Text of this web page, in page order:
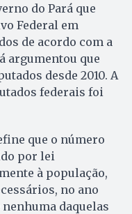
do Pará que
Federal em
de acordo com a
argumentou que
desde 2010. A
federais foi
que o número
por lei
à população,
no ano
daquelas